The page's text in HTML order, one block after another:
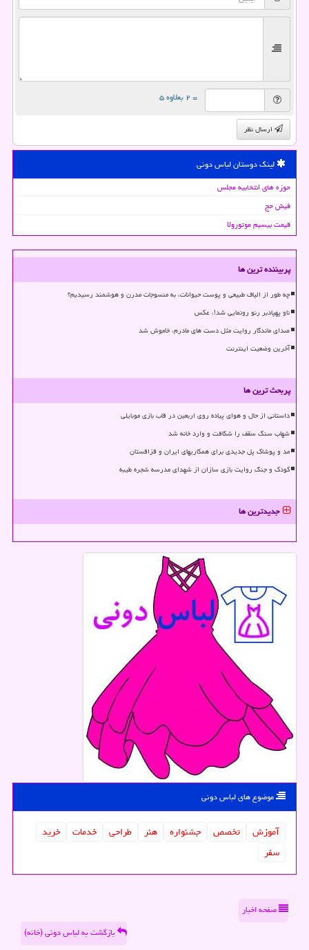
= ۲ بعلاوه ۵
ارسال نظر
لینک دوستان لباس دونی
حوزه های انتخابیه مجلس
فیش حج
قیمت بیسیم موتورولا
پربیننده ترین ها
چه طور از الیاف طبیعی و پوست حیوانات، به منسوجات مدرن و هوشمند رسیدیم؟
ناو پهپادبر رنو رونمایی شد!، عکس
صدای ماندگار روایت مثل دست های مادرم، خاموش شد
آخرین وضعیت اینترنت
پربحث ترین ها
داستانی از حال و هوای پیاده روی اربعین در قاب بازی موبایلی
شهاب سنگ سقف را شکافت و وارد خانه شد
مد و پوشاک پل جدیدی برای همکاریهای ایران و قزاقستان
کودک و جنگ روایت بازی سازان از شهدای مدرسه شجره طیبه
جدیدترین ها
موضوع های لباس دونی
آموزش تخصص جشنواره هنر طراحی خدمات
خرید
سفر
صفحه اخبار
بازگشت به لباس دونی (خانه)